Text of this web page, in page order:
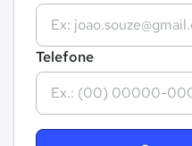
Telefone